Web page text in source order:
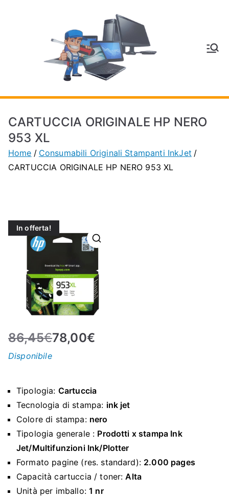
V
C
O
Inform
Telefo
Vignol
(MO)
CARTUCCIA ORIGINALE HP NERO
953 XL
Home
Consumabili Originali Stampanti InkJet
CARTUCCIA ORIGINALE HP NERO 953 XL
In offerta!
86,45€78,00€
Tipologia: Cartuccia
Tecnologia di stampa: ink jet
Colore di stampa: nero
Tipologia generale : Prodotti x stampa Ink
Jet/Multifunzioni Ink/Plotter
Formato pagine (res. standard): 2.000 pages
Capacità cartuccia / toner:Alta
Unità per imballo:1 nr
Disponibile